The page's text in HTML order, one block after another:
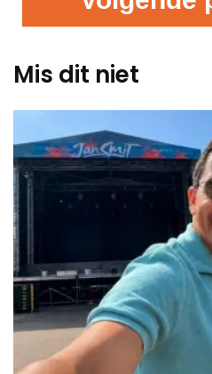
Mis dit niet